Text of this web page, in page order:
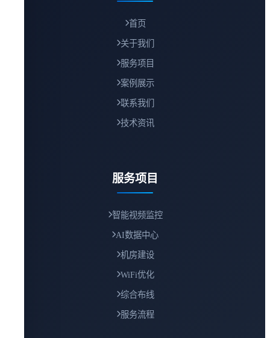
首页
关于我们
服务项目
案例展示
联系我们
技术资讯
服务项目
智能视频监控
AI数据中心
机房建设
WiFi优化
综合布线
服务流程